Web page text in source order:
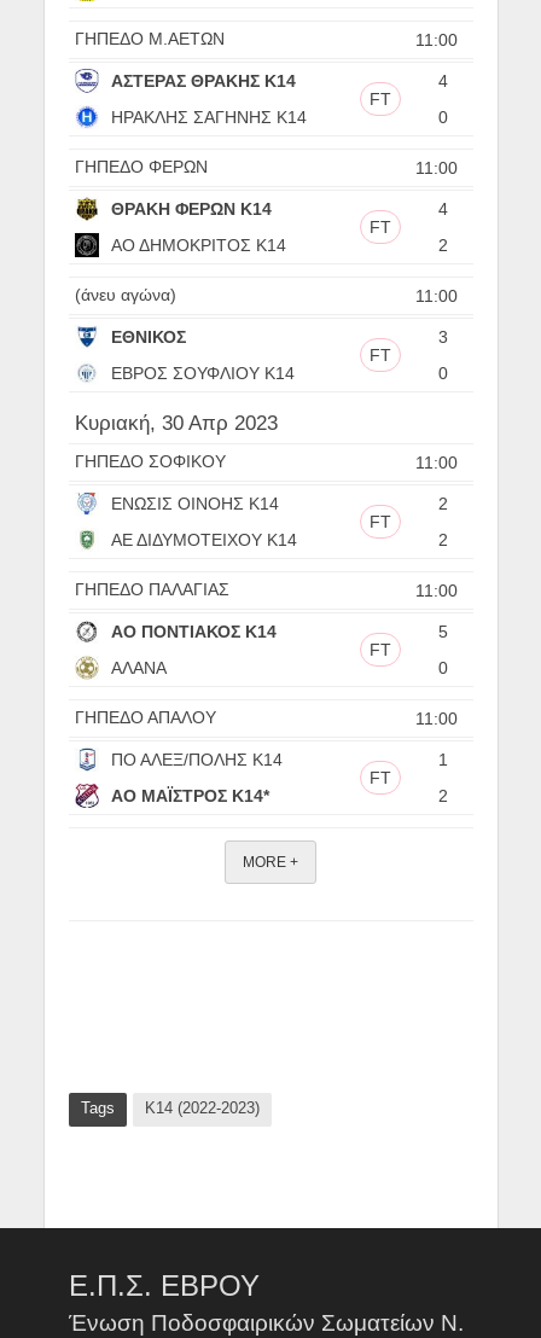
11:00
ΓΗΠΕΔΟ Μ.ΑΕΤΩΝ
ΑΣΤΕΡΑΣ ΘΡΑΚΗΣ Κ14
4
FT
ΗΡΑΚΛΗΣ ΣΑΓΗΝΗΣ Κ14
0
11:00
ΓΗΠΕΔΟ ΦΕΡΩΝ
ΘΡΑΚΗ ΦΕΡΩΝ Κ14
4
FT
ΑΟ ΔΗΜΟΚΡΙΤΟΣ Κ14
2
11:00
(άνευ αγώνα)
ΕΘΝΙΚΟΣ
3
FT
ΕΒΡΟΣ ΣΟΥΦΛΙΟΥ Κ14
0
Κυριακή, 30 Απρ 2023
11:00
ΓΗΠΕΔΟ ΣΟΦΙΚΟΥ
ΕΝΩΣΙΣ ΟΙΝΟΗΣ Κ14
2
FT
ΑΕ ΔΙΔΥΜΟΤΕΙΧΟΥ Κ14
2
11:00
ΓΗΠΕΔΟ ΠΑΛΑΓΙΑΣ
ΑΟ ΠΟΝΤΙΑΚΟΣ Κ14
5
FT
ΑΛΑΝΑ
0
11:00
ΓΗΠΕΔΟ ΑΠΑΛΟΥ
ΠΟ ΑΛΕΞ/ΠΟΛΗΣ Κ14
1
FT
ΑΟ ΜΑΪΣΤΡΟΣ Κ14*
2
MORE +
Tags Κ14 (2022-2023)
Ε.Π.Σ. ΕΒΡΟΥ
Ένωση Ποδοσφαιρικών Σωματείων Ν.